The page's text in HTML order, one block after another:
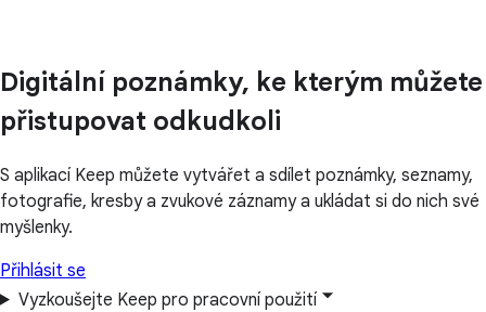
Digitální poznámky, ke kterým můžete
přistupovat odkudkoli
S aplikací Keep můžete vytvářet a sdílet poznámky, seznamy,
fotografie, kresby a zvukové záznamy a ukládat si do nich své
myšlenky.
Přihlásit se
Vyzkoušejte Keep pro pracovní použití